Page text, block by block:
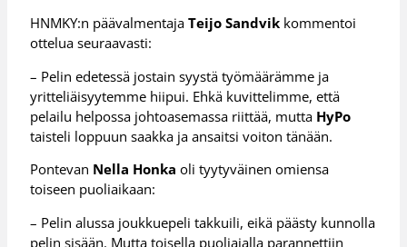
HNMKY:n päävalmentajaTeijo Sandvik kommentoi
ottelua seuraavasti:
– Pelin edetessä jostain syystä työmäärämme ja
yritteliäisyytemme hiipui. Ehkä kuvittelimme, että
pelailu helpossa johtoasemassa riittää, mutta HyPo
taisteli loppuun saakka ja ansaitsi voiton tänään.
Pontevan Nella Honka oli tyytyväinen omiensa
toiseen puoliaikaan:
– Pelin alussa joukkuepeli takkuili, eikä päästy kunnolla
pelin sisään. Mutta toisella puoliajalla parannettiin